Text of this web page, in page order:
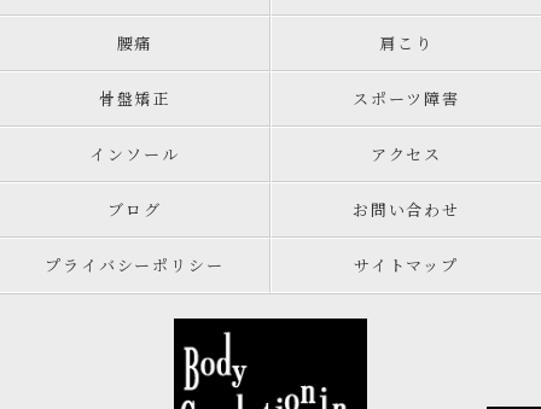
腰痛 肩こり
骨盤矯正 スポーツ障害
インソール アクセス
ブログ お問い合わせ
プライバシーポリシー サイトマップ